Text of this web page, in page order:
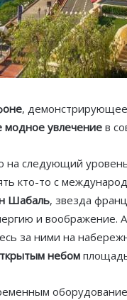
,
модное увлечение в
на следующий
кто-то с
Шабаль, звезда
и воображение.
за ними на
небом